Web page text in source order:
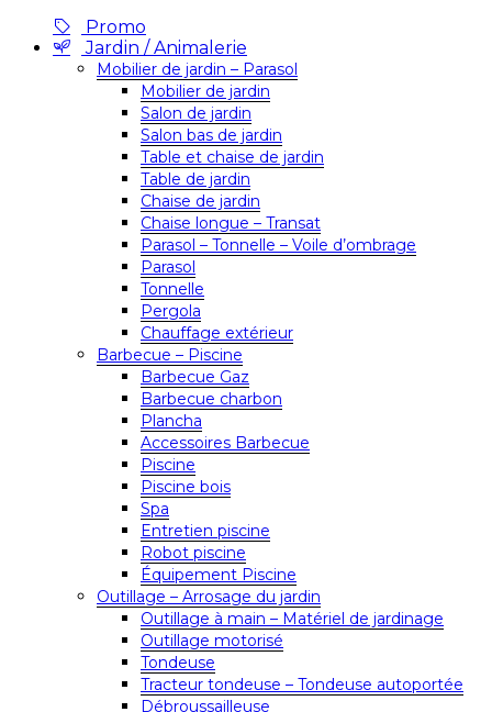
Promo
Jardin / Animalerie
Mobilier de jardin – Parasol
Mobilier de jardin
Salon de jardin
Salon bas de jardin
Table et chaise de jardin
Table de jardin
Chaise de jardin
Chaise longue – Transat
Parasol – Tonnelle – Voile d’ombrage
Parasol
Tonnelle
Pergola
Chauffage extérieur
Barbecue – Piscine
Barbecue Gaz
Barbecue charbon
Plancha
Accessoires Barbecue
Piscine
Piscine bois
Spa
Entretien piscine
Robot piscine
Équipement Piscine
Outillage – Arrosage du jardin
Outillage à main – Matériel de jardinage
Outillage motorisé
Tondeuse
Tracteur tondeuse – Tondeuse autoportée
Débroussailleuse